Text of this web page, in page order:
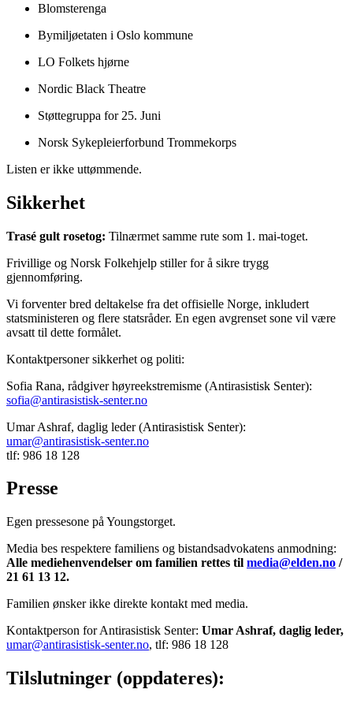
Blomsterenga
Bymiljøetaten i Oslo kommune
LO Folkets hjørne
Nordic Black Theatre
Støttegruppa for 25. Juni
Norsk Sykepleierforbund Trommekorps
Listen er ikke uttømmende.
Sikkerhet
Trasé gult rosetog: Tilnærmet samme rute som 1. mai-toget.
Frivillige og Norsk Folkehjelp stiller for å sikre trygg
gjennomføring.
Vi forventer bred deltakelse fra det offisielle Norge, inkludert
statsministeren og flere statsråder. En egen avgrenset sone vil være
avsatt til dette formålet.
Kontaktpersoner sikkerhet og politi:
Sofia Rana, rådgiver høyreekstremisme (Antirasistisk Senter):
sofia@antirasistisk-senter.no
Umar Ashraf, daglig leder (Antirasistisk Senter):
umar@antirasistisk-senter.no
tlf: 986 18 128
Presse
Egen pressesone på Youngstorget.
Media bes respektere familiens og bistandsadvokatens anmodning:
Alle mediehenvendelser om familien rettes til media@elden.no /
21 61 13 12.
Familien ønsker ikke direkte kontakt med media.
Kontaktperson for Antirasistisk Senter: Umar Ashraf, daglig leder,
umar@antirasistisk-senter.no, tlf: 986 18 128
Tilslutninger (oppdateres):